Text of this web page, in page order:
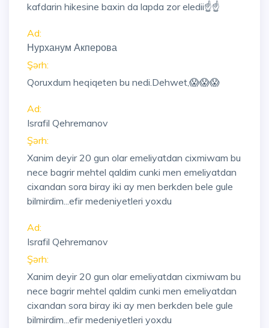
kafdarin hikesine baxin da lapda zor eledii☝☝
Ad:
Нурханум Акперова
Şərh:
Qoruxdum heqiqeten bu nedi.Dehwet,😱😱😱
Ad:
Israfil Qehremanov
Şərh:
Xanim deyir 20 gun olar emeliyatdan cixmiwam bu
nece bagrir mehtel qaldim cunki men emeliyatdan
cixandan sora biray iki ay men berkden bele gule
bilmirdim...efir medeniyetleri yoxdu
Ad:
Israfil Qehremanov
Şərh:
Xanim deyir 20 gun olar emeliyatdan cixmiwam bu
nece bagrir mehtel qaldim cunki men emeliyatdan
cixandan sora biray iki ay men berkden bele gule
bilmirdim...efir medeniyetleri yoxdu